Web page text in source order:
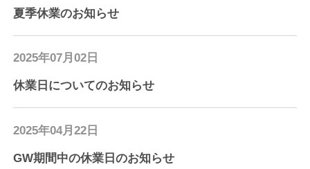
夏季休業のお知らせ
2025年07月02日
休業日についてのお知らせ
2025年04月22日
GW期間中の休業日のお知らせ